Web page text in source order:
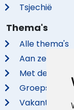
Tsjechië
Thema's
Alle thema's
Aan zee
Met de hond